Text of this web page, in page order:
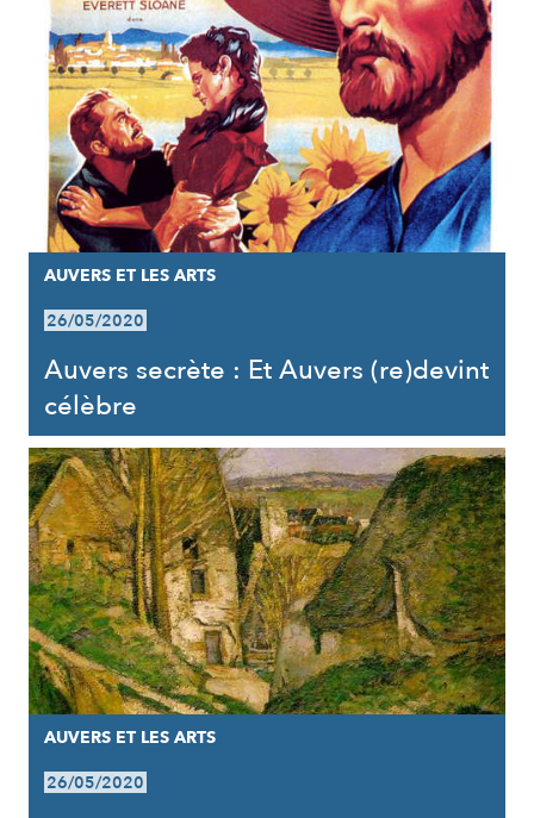
AUVERS ET LES ARTS
26/05/2020
Auvers secrète : Et Auvers (re)devint
célèbre
AUVERS ET LES ARTS
26/05/2020